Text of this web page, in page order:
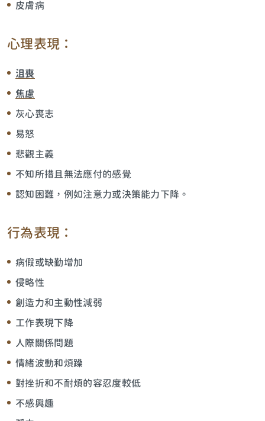
皮膚病
心理表現：
沮喪
焦慮
灰心喪志
易怒
悲觀主義
不知所措且無法應付的感覺
認知困難，例如注意力或決策能力下降。
行為表現：
病假或缺勤增加
侵略性
創造力和主動性減弱
工作表現下降
人際關係問題
情緒波動和煩躁
對挫折和不耐煩的容忍度較低
不感興趣